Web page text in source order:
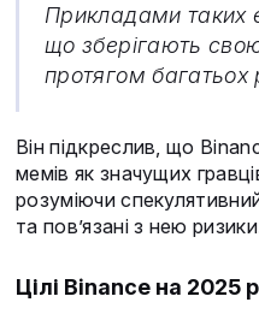
Прикладами таких
що зберігають
протягом багатьох
Він підкреслив, що
мемів як значущих
розуміючи
та пов’язані з нею
Цілі Binance на 2025